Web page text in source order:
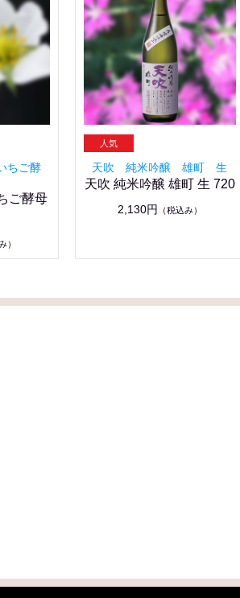
ちご酵
ご酵母
）
天吹 純米吟醸 雄町 生
天吹 純米吟醸 雄町 生 720
2,130円 （税込み）